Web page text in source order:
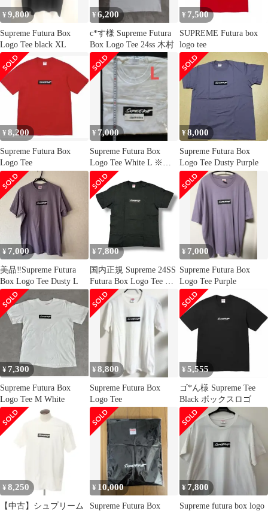
¥9,800
Supreme Futura Box
Logo Tee black XL
¥6,200
c*す様 Supreme Futura
Box Logo Tee 24ss 木村
¥ 7,500
SUPREME Futura box
logo tee
¥ 8,200
Supreme Futura Box
Logo Tee
¥ 7,000
Supreme Futura Box
Logo Tee White L ※訳
あり
¥8,000
Supreme Futura Box
Logo Tee Dusty Purple
¥ 7,000
美品‼️Supreme Futura
Box Logo Tee Dusty L
¥ 7,800
国内正規 Supreme 24SS
Futura Box Logo Tee フ
ューチュラボックスロ
ゴTシャツ 半袖カット
ソー シュプリーム フュ
ーチュラ コラボ ブラッ
ク L 82193A8
¥ 7,000
Supreme Futura Box
Logo Tee Purple
¥7,300
Supreme Futura Box
Logo Tee M White
¥8,800
Supreme Futura Box
Logo Tee
¥ 5,555
ゴ*ん様 Supreme Tee
Black ボックスロゴ
¥ 8,250
【中古】シュプリーム
¥ 10,000
Supreme Futura Box
¥7,800
Supreme futura box logo